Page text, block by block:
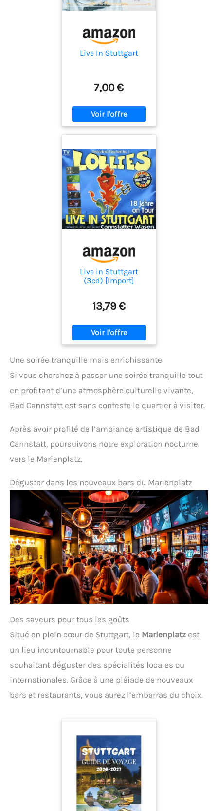
Live In Stuttgart
7,00 €
Live in Stuttgart
(3cd) [Import]
13,79 €
Une soirée tranquille mais enrichissante
Si vous cherchez à passer une soirée tranquille tout
en profitant d’une atmosphère culturelle vivante,
Bad Cannstatt est sans conteste le quartier à visiter.
Après avoir profité de l’ambiance artistique de Bad
Cannstatt, poursuivons notre exploration nocturne
vers le Marienplatz.
Déguster dans les nouveaux bars du Marienplatz
Des saveurs pour tous les goûts
Situé en plein cœur de Stuttgart, le Marienplatz est
un lieu incontournable pour toute personne
souhaitant déguster des spécialités locales ou
internationales. Grâce à une pléiade de nouveaux
bars et restaurants, vous aurez l’embarras du choix.